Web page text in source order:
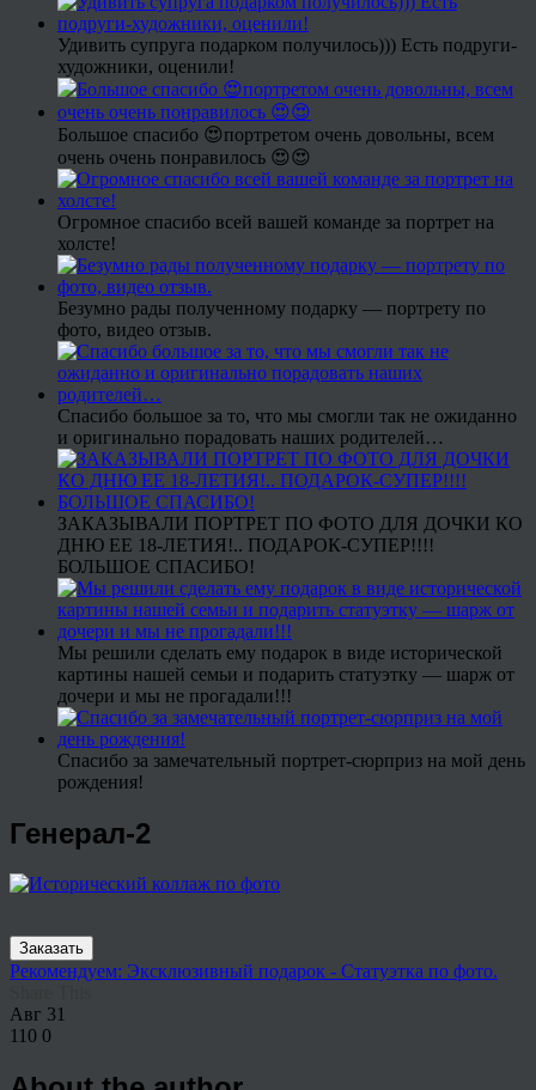
Удивить супруга подарком получилось))) Есть подруги-
художники, оценили!
Большое спасибо 😍портретом очень довольны, всем
очень очень понравилось 😍😍
Огромное спасибо всей вашей команде за портрет на
холсте!
Безумно рады полученному подарку — портрету по
фото, видео отзыв.
Спасибо большое за то, что мы смогли так не ожиданно
и оригинально порадовать наших родителей…
ЗАКАЗЫВАЛИ ПОРТРЕТ ПО ФОТО ДЛЯ ДОЧКИ КО
ДНЮ ЕЕ 18-ЛЕТИЯ!.. ПОДАРОК-СУПЕР!!!!
БОЛЬШОЕ СПАСИБО!
Мы решили сделать ему подарок в виде исторической
картины нашей семьи и подарить статуэтку — шарж от
дочери и мы не прогадали!!!
Спасибо за замечательный портрет-сюрприз на мой день
рождения!
Генерал-2
Заказать
Рекомендуем: Эксклюзивный подарок - Статуэтка по фото.
Авг 31
110 0